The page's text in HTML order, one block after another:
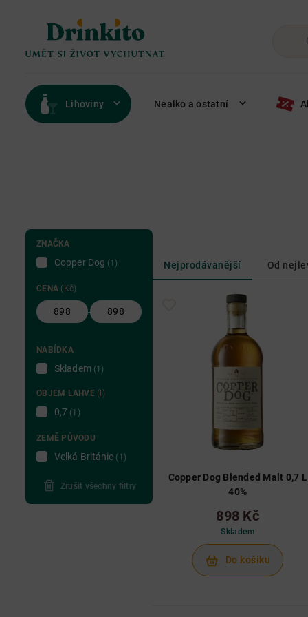
Lihoviny Nealko a ostatní
ZNAČKA
Copper Dog (1)
CENA (Kč)
-
NABÍDKA
Skladem (1)
OBJEM LAHVE(l)
0,7 (1)
ZEMĚ PŮVODU
Velká Británie (1)
Zrušit všechny filtry
Nejprodávanější Od
Copper Dog Blended Malt 0,7 L
40%
898 Kč
Skladem
Do košíku